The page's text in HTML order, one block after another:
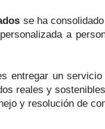
se ha
a
entregar un
reales y
y resolución de